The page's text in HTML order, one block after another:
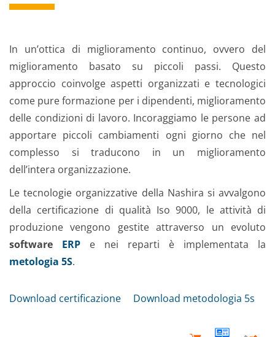
In un’ottica di miglioramento continuo, ovvero del
miglioramento basato su piccoli passi. Questo
approccio coinvolge aspetti organizzati e tecnologici
come pure formazione per i dipendenti, miglioramento
delle condizioni di lavoro. Incoraggiamo le persone ad
apportare piccoli cambiamenti ogni giorno che nel
complesso si traducono in un miglioramento
dell’intera organizzazione.
Le tecnologie organizzative della Nashira si avvalgono
della certificazione di qualità Iso 9000, le attività di
produzione vengono gestite attraverso un evoluto
software ERP e nei reparti è implementata la
metologia 5S.
Download certificazione Download metodologia 5s